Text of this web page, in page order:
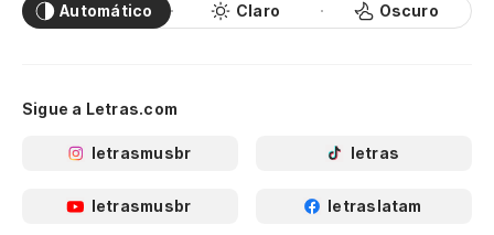
Automático Claro Oscuro
Sigue a Letras.com
letrasmusbr letras
letrasmusbr letraslatam